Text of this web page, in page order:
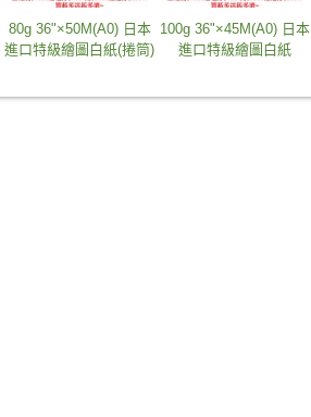
80g 36"×50M(A0) 日本
進口特級繪圖白紙(捲筒)
100g 36"×45M(A0) 日本
進口特級繪圖白紙